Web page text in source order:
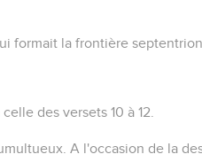
formait la frontière
des versets 10 à 12.
. A l'occasion de la